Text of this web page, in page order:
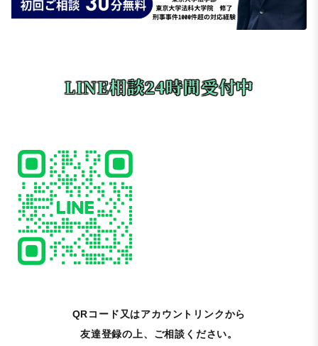
LINE相談24時間受付中
QRコード又はアカウントリンクから
友達登録の上、ご相談ください。